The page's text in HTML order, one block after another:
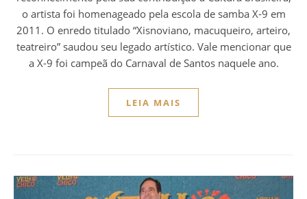
o artista foi homenageado pela escola de samba X-9 em
2011. O enredo titulado “Xisnoviano, macuqueiro, arteiro,
teatreiro” saudou seu legado artístico. Vale mencionar que
a X-9 foi campeã do Carnaval de Santos naquele ano.
LEIA MAIS